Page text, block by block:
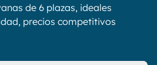
de 6 plazas, ideales
precios competitivos